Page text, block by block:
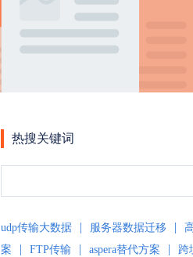
热搜关键词
udp传输大数据 | 服务器数据迁移 |
案
| FTP传输 | aspera替代方案 | 跨